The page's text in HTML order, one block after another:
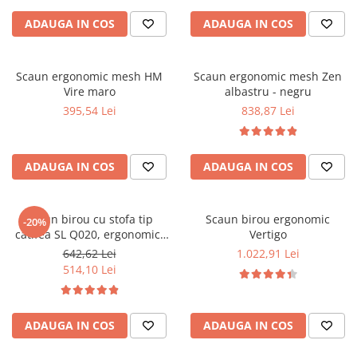
Cuiere
Scaune gradinita
Set mese si scaune gradinita
Mobila camera copii
Scaune birou pentru copii
Paturi copii
Masa si scaune gradinita
Seturi comode living si dormitor
ADAUGA IN COS ADAUGA IN COS
Scaun ergonomic mesh HM
Vire maro
395,54 Lei
ADAUGA IN COS
Scaun ergonomic mesh Zen
albastru - negru
838,87 Lei
ADAUGA IN COS
-20%
Scaun birou cu stofa tip
catifea SL Q020, ergonomic,
inaltime reglabila, cadru
cromat, rotatie 360°, 90 kg,
Caramiziu
642,62 Lei
514,10 Lei
ADAUGA IN COS
Scaun birou ergonomic
Vertigo
1.022,91 Lei
ADAUGA IN COS